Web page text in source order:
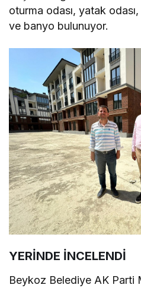
oturma odası, yatak
ve banyo bulunuyor.
YERİNDE İNCELENDİ
Beykoz Belediye AK Parti